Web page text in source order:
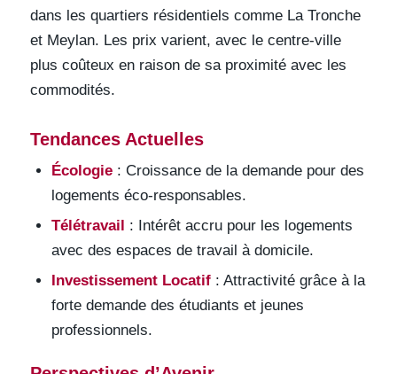
dans les quartiers résidentiels comme La Tronche
et Meylan. Les prix varient, avec le centre-ville
plus coûteux en raison de sa proximité avec les
commodités.
Tendances Actuelles
Écologie: Croissance de la demande pour des
logements éco-responsables.
Télétravail : Intérêt accru pour les logements
avec des espaces de travail à domicile.
Investissement Locatif: Attractivité grâce à la
forte demande des étudiants et jeunes
professionnels.